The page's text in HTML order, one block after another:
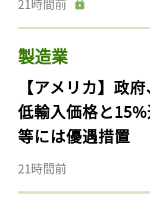
21時間前
製造業
【アメリカ】政
低輸入価格と
等には優遇措置
21時間前